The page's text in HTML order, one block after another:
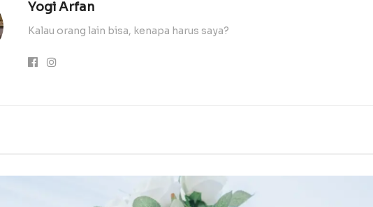
Yogi Arfan
Kalau orang lain bisa, kenapa harus saya?